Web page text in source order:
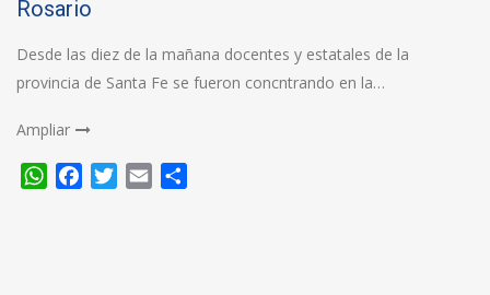
Rosario
Desde las diez de la mañana docentes y estatales de la
provincia de Santa Fe se fueron concntrando en la…
Ampliar
WhatsApp
FacebookTwitter
Email